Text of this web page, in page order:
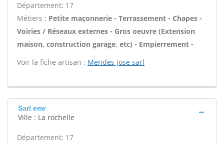
Département: 17
Métiers : Petite maçonnerie - Terrassement - Chapes -
Voiries / Réseaux externes - Gros oeuvre (Extension
maison, construction garage, etc) - Empierrement -
Voir la fiche artisan : Mendes jose sarl
Sarl emr
Ville : La rochelle
Département: 17